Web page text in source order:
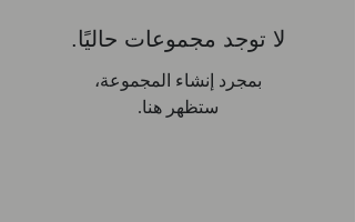
لا توجد مجموعات حاليًا.
بمجرد إنشاء المجموعة،
ستظهر هنا.